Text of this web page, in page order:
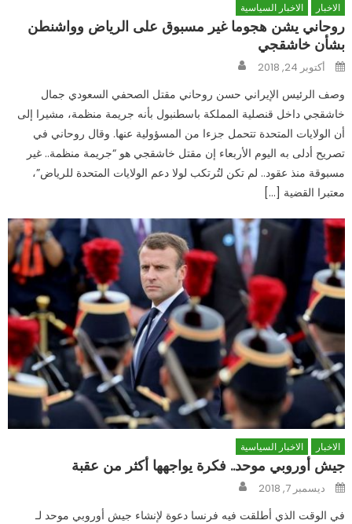
الاخبار الاخبار السياسية
روحاني يشن هجوما غير مسبوق على الرياض وواشنطن
بشأن خاشقجي
Posted
onأكتوبر 24, 2018
وصف الرئيس الإيراني حسن روحاني مقتل الصحفي السعودي جمال
خاشقجي داخل قنصلية المملكة باسطنبول بأنه جريمة منظمة، مشيرا إلى
أن الولايات المتحدة تتحمل جزءا من المسؤولية عنها. وقال روحاني في
تصريح أدلى به اليوم الأربعاء إن مقتل خاشقجي هو “جريمة منظمة.. غير
مسبوقة منذ عقود.. لم تكن لتُرتكب لولا دعم الولايات المتحدة للرياض”،
معتبرا القضية […]
الاخبار الاخبار السياسية
جيش أوروبي موحد.. فكرة يواجهها أكثر من عقبة
Posted
onديسمبر 7, 2018
في الوقت الذي أطلقت فيه فرنسا دعوة لإنشاء جيش أوروبي موحد لـ